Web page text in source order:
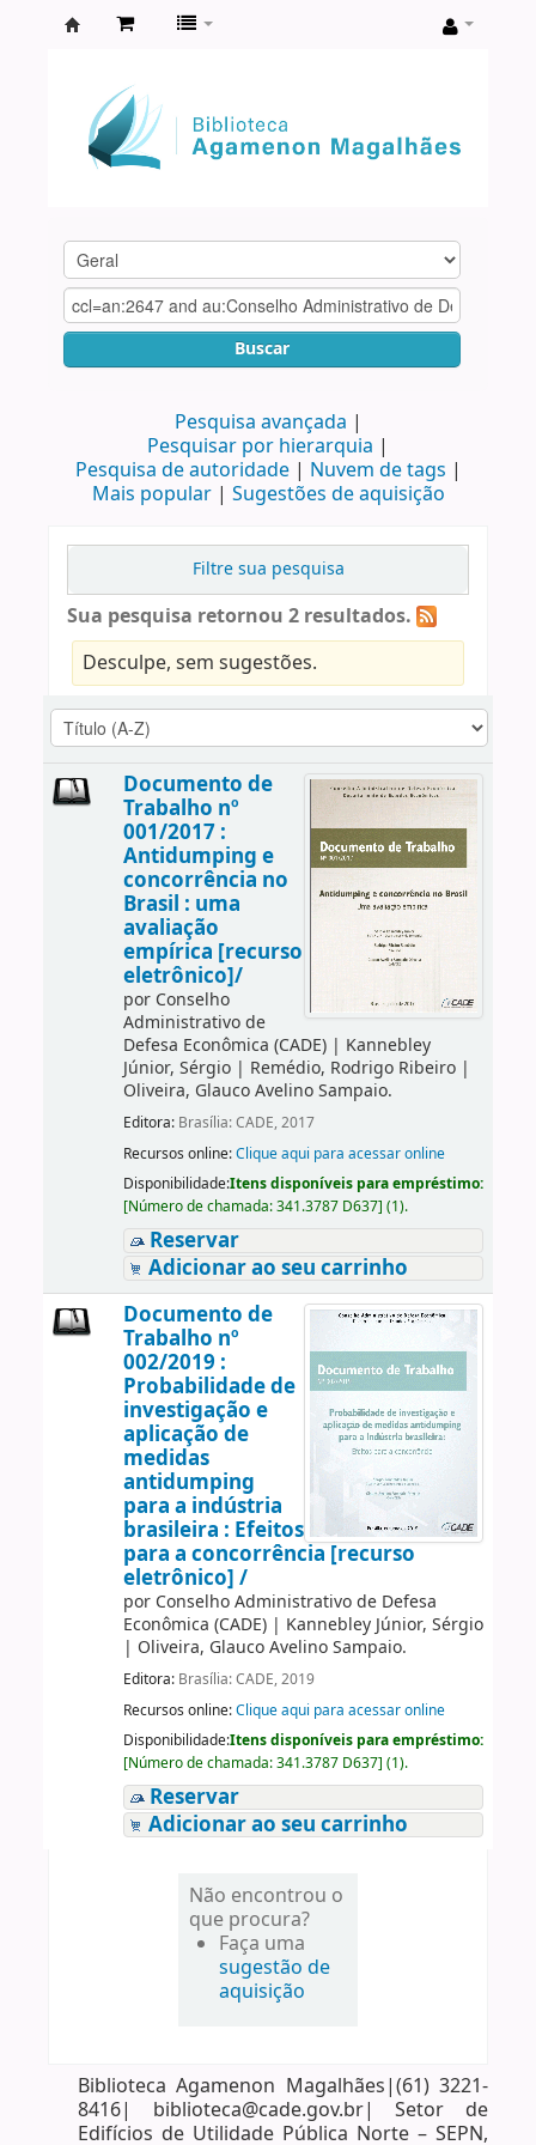
Agamenon
Magalhães
Buscar
Pesquisa avançada
Pesquisar por hierarquia
Pesquisa de autoridade
Nuvem de tags
Mais popular
Sugestões de aquisição
Filtre sua pesquisa
Sua pesquisa retornou 2 resultados.
Desculpe, sem sugestões.
Documento de
Trabalho nº
001/2017 :
Antidumping e
concorrência no
Brasil : uma
avaliação
empírica [recurso
eletrônico]/
por Conselho
Administrativo de
Defesa Econômica (CADE)| Kannebley
Júnior, Sérgio| Remédio, Rodrigo Ribeiro|
Oliveira, Glauco Avelino Sampaio.
Editora: Brasília: CADE, 2017
Recursos online:Clique aqui para acessar online
Disponibilidade:Itens disponíveis para empréstimo:
[Número de chamada:341.3787 D637] (1).
Reservar
Adicionar ao seu carrinho
Documento de
Trabalho nº
002/2019 :
Probabilidade de
investigação e
aplicação de
medidas
antidumping
para a indústria
brasileira : Efeitos
para a concorrência [recurso
eletrônico] /
por Conselho Administrativo de Defesa
Econômica (CADE)| Kannebley Júnior, Sérgio
| Oliveira, Glauco Avelino Sampaio.
Editora: Brasília: CADE, 2019
Recursos online:Clique aqui para acessar online
Disponibilidade:Itens disponíveis para empréstimo:
[Número de chamada:341.3787 D637] (1).
Reservar
Adicionar ao seu carrinho
Não encontrou o
que procura?
Faça uma
sugestão de
aquisição
Biblioteca Agamenon Magalhães|(61) 3221-
8416| biblioteca@cade.gov.br| Setor de
Edifícios de Utilidade Pública Norte – SEPN,